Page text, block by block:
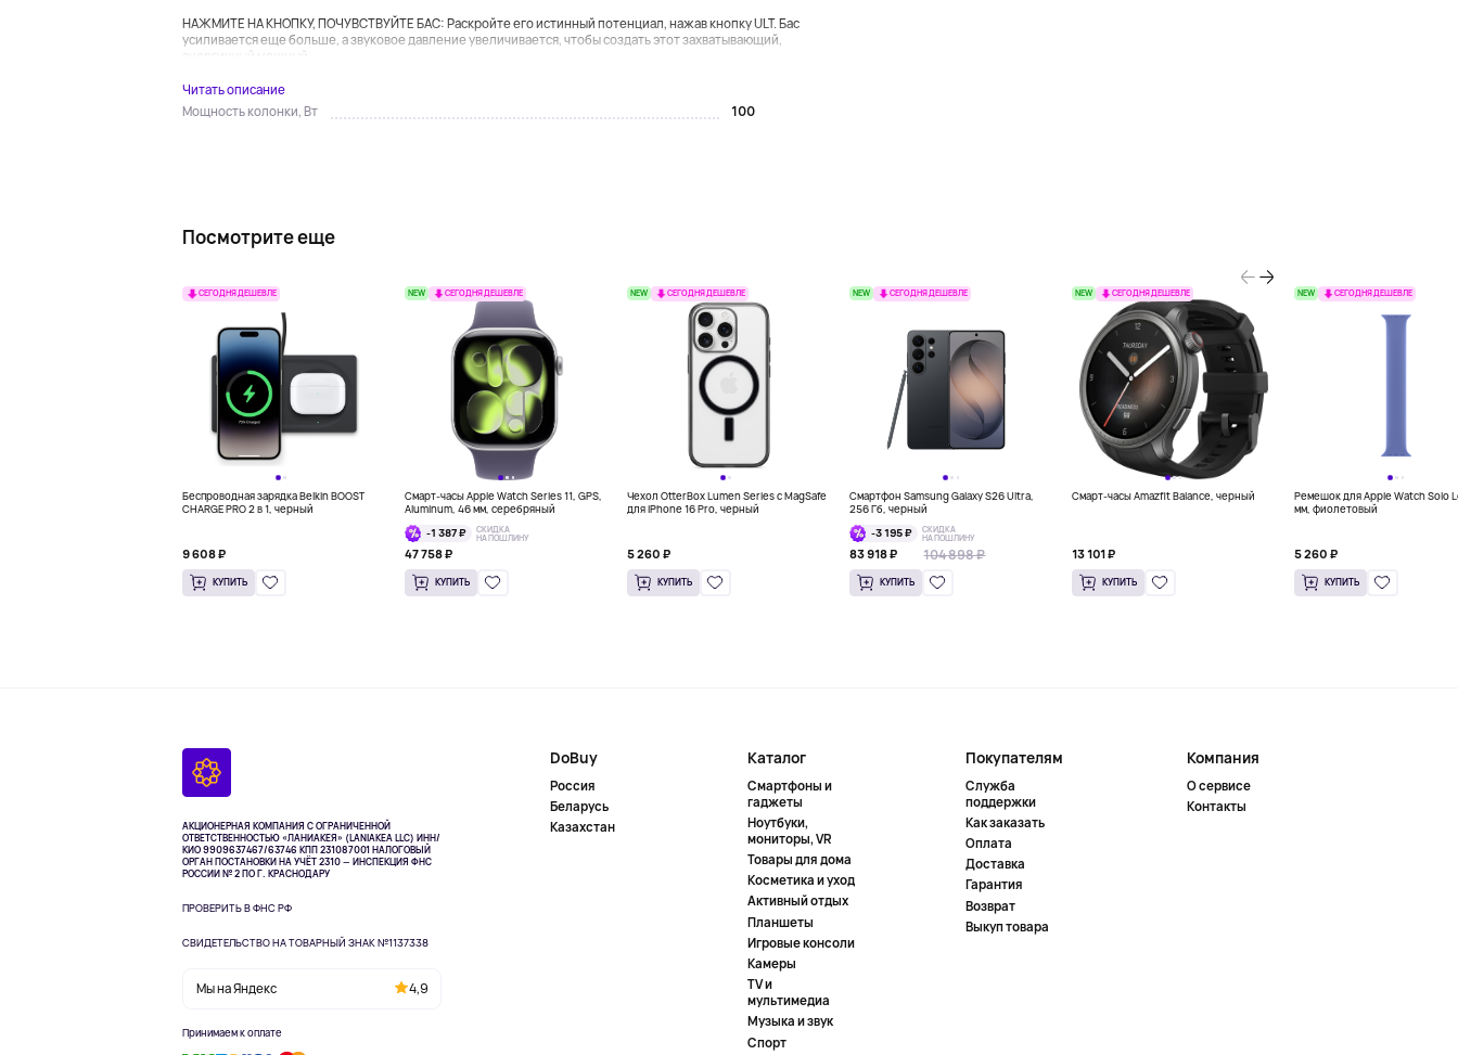
НАЖМИТЕ НА КНОПКУ, ПОЧУВСТВУЙТЕ БАС: Раскройте его истинный потенциал, нажав кнопку ULT. Бас
усиливается еще больше, а звуковое давление увеличивается, чтобы создать этот захватывающий,
энергичный мощный...
Читать описание
Мощность колонки, Вт
100
Посмотрите еще
СЕГОДНЯ ДЕШЕВЛЕ
Беспроводная зарядка Belkin BOOST
CHARGE PRO 2 в 1, черный
9 608 ₽
КУПИТЬ
NEW СЕГОДНЯ ДЕШЕВЛЕ
Смарт-часы Apple Watch Series 11, GPS,
Aluminum, 46 мм, серебряный
-1 387 ₽
СКИДКА
НА ПОШЛИНУ
47 758 ₽
КУПИТЬ
NEW СЕГОДНЯ ДЕШЕВЛЕ
Чехол OtterBox Lumen Series с MagSafe
для iPhone 16 Pro, черный
5 260 ₽
КУПИТЬ
NEW СЕГОДНЯ ДЕШЕВЛЕ
Смартфон Samsung Galaxy S26 Ultra,
256 Гб, черный
-3 195 ₽
СКИДКА
НА ПОШЛИНУ
83 918 ₽ 104 898 ₽
КУПИТЬ
NEW СЕГОДНЯ ДЕШЕВЛЕ
Смарт-часы Amazfit Balance, черный
13 101 ₽
КУПИТЬ
NEW СЕГОДНЯ ДЕШЕВЛЕ
Ремешок для Apple Watch Solo
мм, фиолетовый
5 260 ₽
КУПИТЬ
АКЦИОНЕРНАЯ КОМПАНИЯ С ОГРАНИЧЕННОЙ
ОТВЕТСТВЕННОСТЬЮ «ЛАНИАКЕЯ» (LANIAKEA LLC) ИНН/
КИО 9909637467/63746 КПП 231087001НАЛОГОВЫЙ
ОРГАН ПОСТАНОВКИ НА УЧЁТ 2310 — ИНСПЕКЦИЯ ФНС
РОССИИ № 2 ПО Г. КРАСНОДАРУ
ПРОВЕРИТЬ В ФНС РФ
СВИДЕТЕЛЬСТВО НА ТОВАРНЫЙ ЗНАК №1137338
Мы на Яндекс 4,9
Принимаем к оплате
DoBuy
Россия
Беларусь
Казахстан
Каталог
Смартфоны и
гаджеты
Ноутбуки,
мониторы, VR
Товары для дома
Косметика и уход
Активный отдых
Планшеты
Игровые консоли
Камеры
TV и
мультимедиа
Музыка и звук
Спорт
Покупателям
Служба
поддержки
Как заказать
Оплата
Доставка
Гарантия
Возврат
Выкуп товара
Компания
О сервисе
Контакты